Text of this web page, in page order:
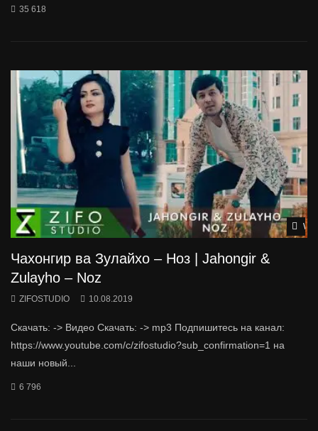
35 618
Чахонгир ва Зулайхо – Ноз | Jahongir &
Zulayho – Noz
ZIFOSTUDIO 10.08.2019
Скачать: -> Видео Скачать: -> mp3 Подпишитесь на канал:
https://www.youtube.com/c/zifostudio?sub_confirmation=1 на
наши новый...
6 796